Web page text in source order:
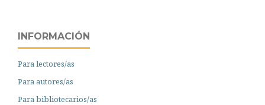
INFORMACIÓN
Para lectores/as
Para autores/as
Para bibliotecarios/as